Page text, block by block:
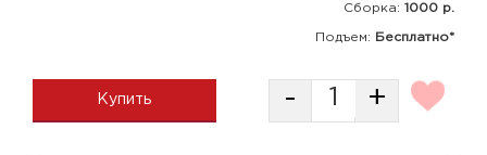
Сборка: 1000 р.
Подъем: Бесплатно*
Купить - +